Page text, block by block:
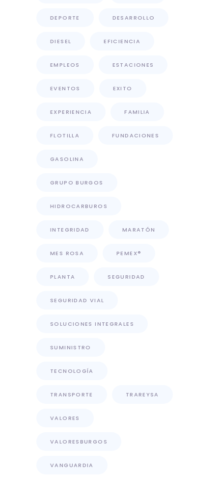
DEPORTE DESARROLLO
DIESEL EFICIENCIA
EMPLEOS ESTACIONES
EVENTOS EXITO
EXPERIENCIA FAMILIA
FLOTILLA FUNDACIONES
GASOLINA
GRUPO BURGOS
HIDROCARBUROS
INTEGRIDAD MARATÓN
MES ROSA PEMEX®
PLANTA SEGURIDAD
SEGURIDAD VIAL
SOLUCIONES INTEGRALES
SUMINISTRO
TECNOLOGÍA
TRANSPORTE TRAREYSA
VALORES
VALORESBURGOS
VANGUARDIA